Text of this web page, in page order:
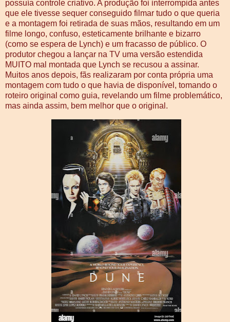
possuía controle criativo. A produção foi interrompida antes
que ele tivesse sequer conseguido filmar tudo o que queria
e a montagem foi retirada de suas mãos, resultando em um
filme longo, confuso, esteticamente brilhante e bizarro
(como se espera de Lynch) e um fracasso de público. O
produtor chegou a lançar na TV uma versão estendida
MUITO mal montada que Lynch se recusou a assinar.
Muitos anos depois, fãs realizaram por conta própria uma
montagem com tudo o que havia de disponível, tomando o
roteiro original como guia, revelando um filme problemático,
mas ainda assim, bem melhor que o original.